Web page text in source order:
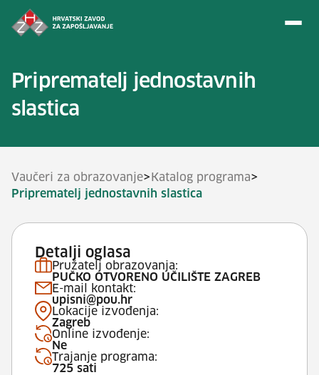
Priprematelj jednostavnih
slastica
Vaučeri za obrazovanje> Katalog programa>
Priprematelj jednostavnih slastica
Detalji oglasa
Pružatelj obrazovanja:
PUČKO OTVORENO UČILIŠTE ZAGREB
E-mail kontakt:
upisni@pou.hr
Lokacije izvođenja:
Zagreb
Online izvođenje:
Ne
Trajanje programa:
725 sati